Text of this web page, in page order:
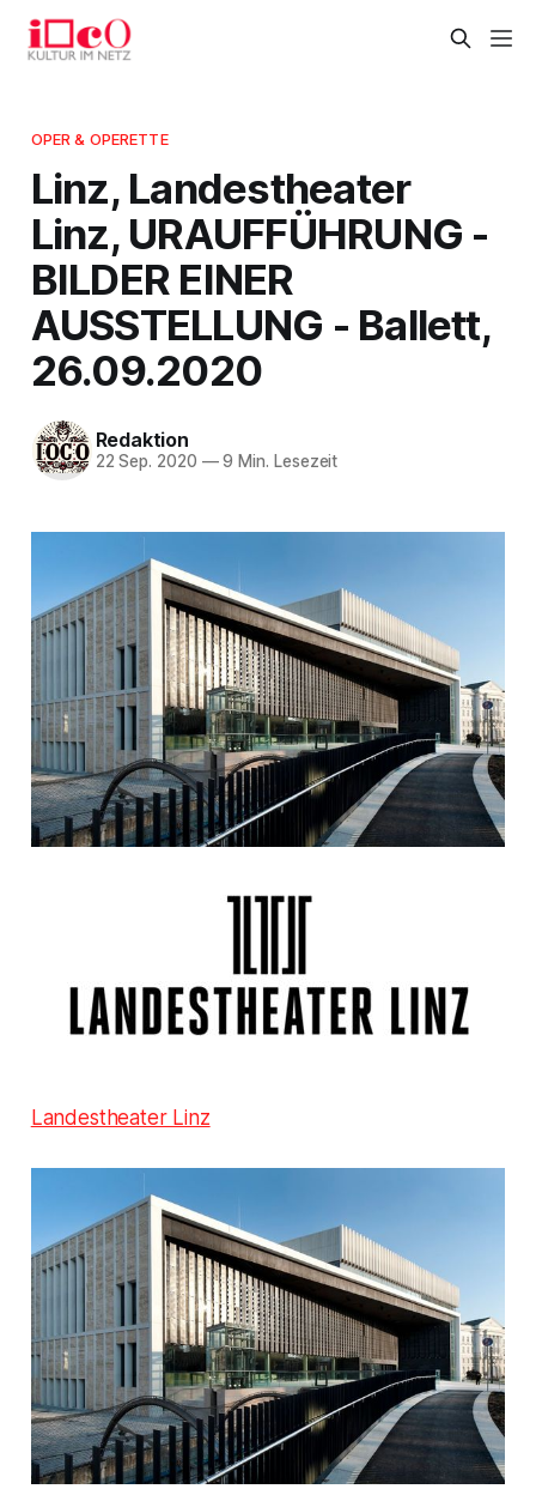
OPER & OPERETTE
Linz, Landestheater
Linz, URAUFFÜHRUNG -
BILDER EINER
AUSSTELLUNG - Ballett,
26.09.2020
Redaktion
22 Sep. 2020 —9 Min. Lesezeit
Landestheater Linz